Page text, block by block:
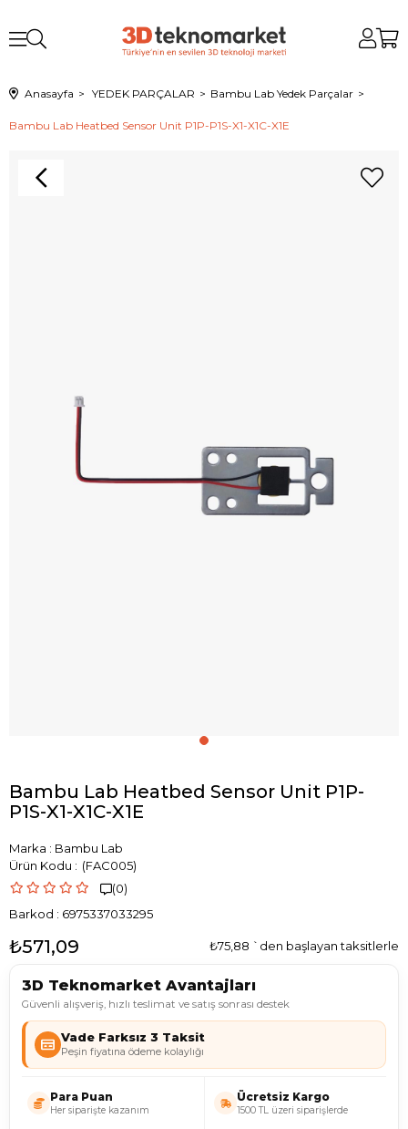
Anasayfa YEDEK PARÇALAR Bambu Lab Yedek Parçalar
Bambu Lab Heatbed Sensor Unit P1P-P1S-X1-X1C-X1E
Bambu Lab Heatbed Sensor Unit P1P-
P1S-X1-X1C-X1E
Marka : Bambu Lab
(FAC005)
(0)
Barkod : 6975337033295
₺571,09 ₺75,88 `den başlayan taksitlerle
3D Teknomarket Avantajları
Güvenli alışveriş, hızlı teslimat ve satış sonrası destek
Vade Farksız 3 Taksit
Peşin fiyatına ödeme kolaylığı
Para Puan
Her siparişte kazanım
Ücretsiz Kargo
1500 TL üzeri siparişlerde